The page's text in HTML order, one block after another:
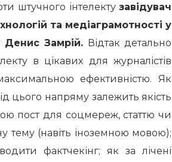
штучного інтелектузавідувач
та медіаграмотності у
Денис Замрій. Відтак детально
в цікавих для журналістів
ефективністю. Як
цього напряму залежить якість
пост для соцмереж, статтю чи
тему (навіть іноземною мовою);
фактчекінг; як за лічені